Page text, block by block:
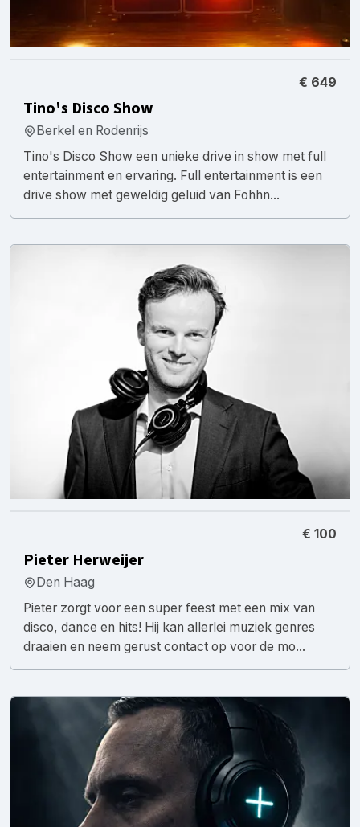
€ 649
Tino's Disco Show
Berkel en Rodenrijs
Tino's Disco Show een unieke drive in show met full
entertainment en ervaring. Full entertainment is een
drive show met geweldig geluid van Fohhn...
€ 100
Pieter Herweijer
Den Haag
Pieter zorgt voor een super feest met een mix van
disco, dance en hits! Hij kan allerlei muziek genres
draaien en neem gerust contact op voor de mo...